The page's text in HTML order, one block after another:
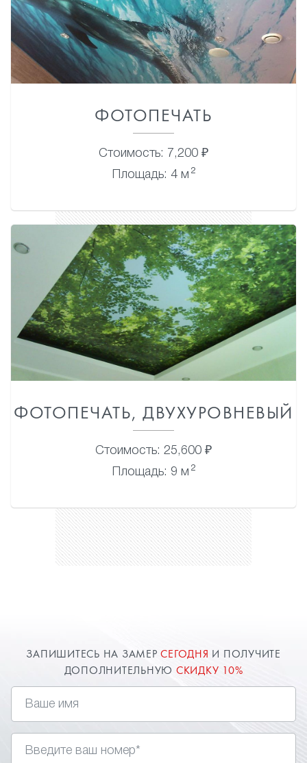
ФОТОПЕЧАТЬ
Стоимость: 7,200 ₽
Площадь: 4 м 2
ФОТОПЕЧАТЬ, ДВУХУРОВНЕВЫЙ
Стоимость: 25,600 ₽
Площадь: 9 м 2
ЗАПИШИТЕСЬ НА ЗАМЕРСЕГОДНЯ И ПОЛУЧИТЕ
ДОПОЛНИТЕЛЬНУЮ СКИДКУ 10%